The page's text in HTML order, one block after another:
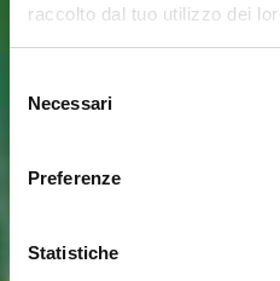
raccolto dal tuo utilizzo dei
delNecessari
Preferenze
Statistiche